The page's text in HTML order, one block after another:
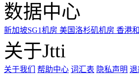
数据中心
新加坡SG1机房 美国洛杉矶机房 香港
关于Jtti
关于我们 帮助中心 词汇表 隐私声明 退